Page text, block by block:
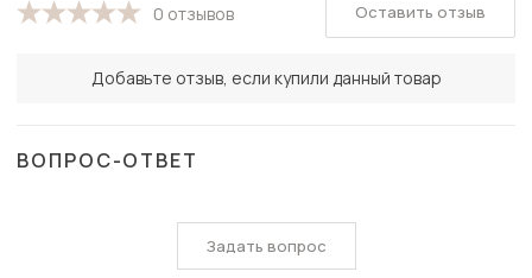
0 отзывов
Добавьте отзыв, если купили данный товар
Оставить отзыв
ВОПРОС-ОТВЕТ
Задать вопрос